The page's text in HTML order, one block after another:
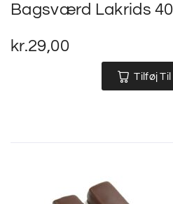
Bagsværd Lakrids
kr.29,00
Tilføj